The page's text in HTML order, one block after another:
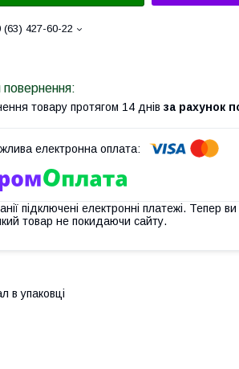
(63) 427-60-22
товару протягом 14 днів за рахунок
підключені електронні платежі. Тепер
товар не покидаючи сайту.
в упаковці